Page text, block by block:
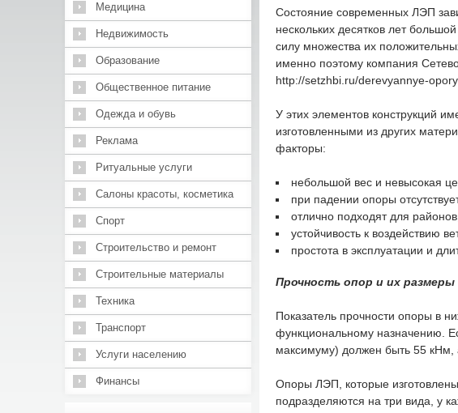
Медицина
Недвижимость
Образование
Общественное питание
Одежда и обувь
Реклама
Ритуальные услуги
Салоны красоты, косметика
Спорт
Строительство и ремонт
Строительные материалы
Техника
Транспорт
Услуги населению
Финансы
Состояние современных ЛЭП
нескольких десятков лет
силу множества их
именно поэтому компания
http://setzhbi.ru/derevyannye-
У этих элементов конструкций
изготовленными из других
факторы:
небольшой вес и невысокая
при падении опоры
отлично подходят для
устойчивость к воздействию
простота в эксплуатации и
Прочность опор и их размеры
Показатель прочности опоры в
функциональному назначению.
максимуму) должен быть 55
Опоры ЛЭП, которые
подразделяются на три вида, у